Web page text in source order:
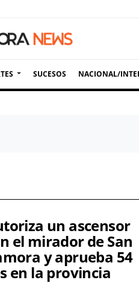
SUCESOS NACIONAL/
un ascensor
el mirador de San
y aprueba 54
en la provincia